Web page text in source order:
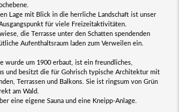
Lage mit Blick in die herrliche Landschaft ist unser
für viele Freizeitaktivitäten.
die Terrasse unter den Schatten spendenden
Aufenthaltsraum laden zum Verweilen ein.
wurde um 1900 erbaut, ist ein freundliches,
und besitzt die für Gohrisch typische Architektur mit
Terrassen und Balkons. Sie ist ringsum von Grün
am Wald.
eine eigene Sauna und eine Kneipp-Anlage.